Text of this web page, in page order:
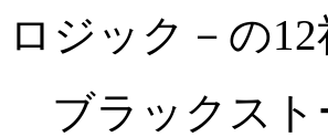
ロジック－の12
ブラックスト